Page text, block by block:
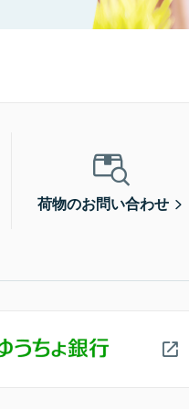
荷物のお問い合わせ